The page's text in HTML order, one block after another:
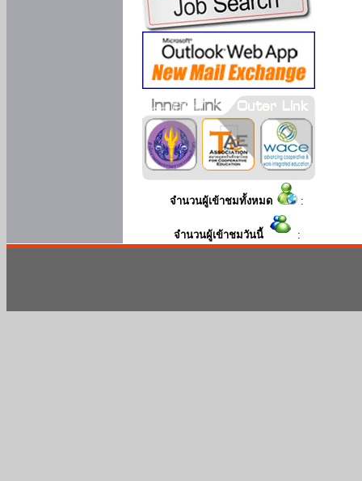
จำนวนผู้เข้าชมทั้งหมด :
จำนวนผู้เข้าชมวันนี้ :